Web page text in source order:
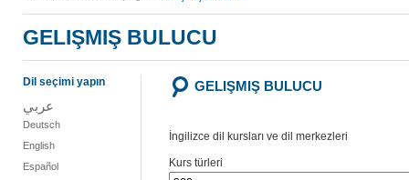
GELIŞMIŞ BULUCU
Dil seçimi yapın
عربي
Deutsch
English
Español
GELIŞMIŞ BULUCU
İngilizce dil kursları ve dil merkezleri
Kurs türleri